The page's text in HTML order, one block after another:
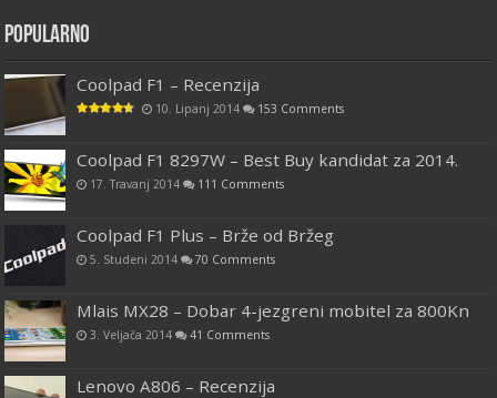
Popularno
Coolpad F1 – Recenzija
10. Lipanj 2014 153 Comments
Coolpad F1 8297W – Best Buy kandidat za 2014.
17. Travanj 2014 111 Comments
Coolpad F1 Plus – Brže od Bržeg
5. Studeni 2014 70 Comments
Mlais MX28 – Dobar 4-jezgreni mobitel za 800Kn
3. Veljača 2014 41 Comments
Lenovo A806 – Recenzija